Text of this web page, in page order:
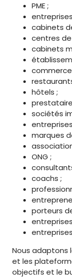
PME ;
cabinets
centres
cabinets
hôtels ;
sociétés
marques
ONG ;
coachs ;
porteurs
Nous adaptons
et les
objectifs et le